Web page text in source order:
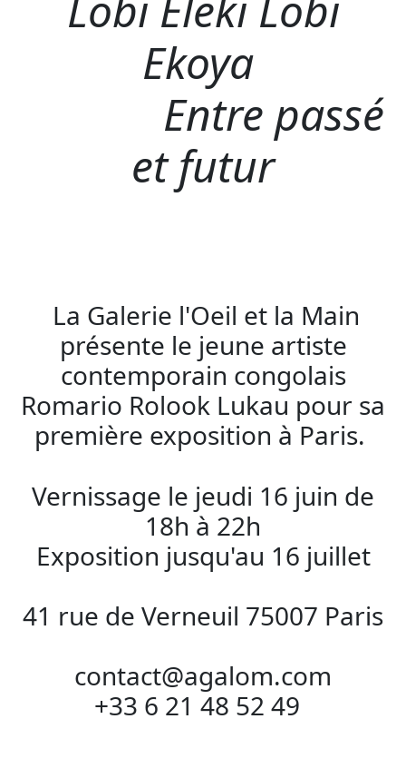
Ekoya
Entre passé
et futur
La Galerie l'Oeil et la Main
présente le jeune artiste
contemporain congolais
Romario Rolook Lukau pour sa
première exposition à Paris.
Vernissage le jeudi 16 juin de
18h à 22h
Exposition jusqu'au 16 juillet
41 rue de Verneuil 75007 Paris
contact@agalom.com
+33 6 21 48 52 49